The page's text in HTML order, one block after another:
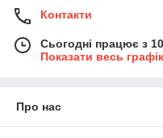
Контакти
Сьогодні працює з
Показати весь
Про нас